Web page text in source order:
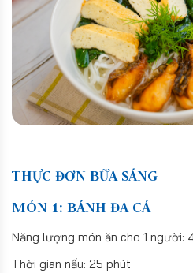
THỰC ĐƠN BỮA SÁNG
MÓN 1: BÁNH ĐA CÁ
Năng lượng món ăn cho 1 người:
Thời gian nấu: 25 phút